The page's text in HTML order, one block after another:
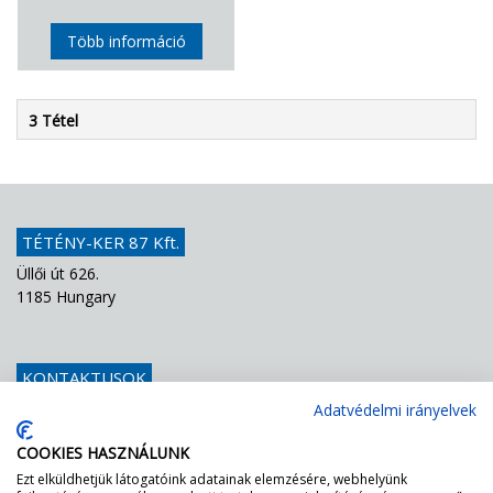
Több információ
3 Tétel
TÉTÉNY-KER 87 Kft.
Üllői út 626.
1185 Hungary
KONTAKTUSOK
E-mail
Adatvédelmi irányelvek
COOKIES HASZNÁLUNK
Ezt elküldhetjük látogatóink adatainak elemzésére, webhelyünk